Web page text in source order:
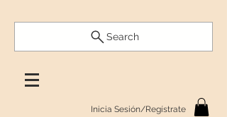
Search
Inicia Sesión/Regístrate